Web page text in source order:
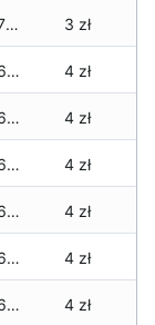
43,720 zł 3 zł
43,695 zł 4 zł
43,695 zł 4 zł
43,695 zł 4 zł
43,695 zł 4 zł
43,695 zł 4 zł
43,695 zł 4 zł